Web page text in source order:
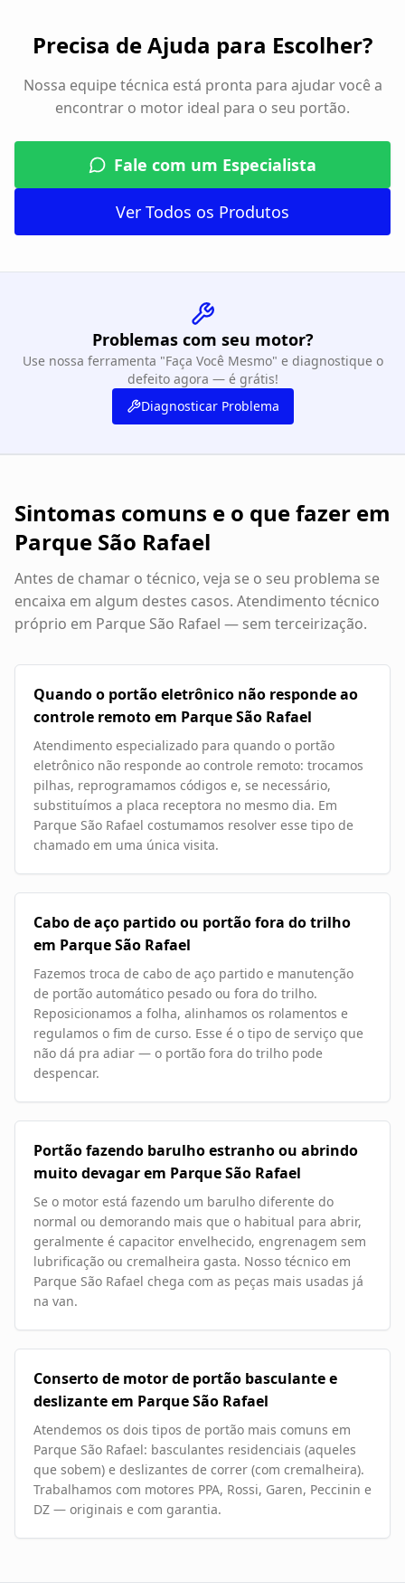
Precisa de Ajuda para Escolher?
Nossa equipe técnica está pronta para ajudar você a
encontrar o motor ideal para o seu portão.
Fale com um Especialista
Ver Todos os Produtos
Problemas com seu motor?
Use nossa ferramenta "Faça Você Mesmo" e diagnostique o
defeito agora — é grátis!
Diagnosticar Problema
Sintomas comuns e o que fazer em
Parque São Rafael
Antes de chamar o técnico, veja se o seu problema se
encaixa em algum destes casos. Atendimento técnico
próprio em Parque São Rafael — sem terceirização.
Quando o portão eletrônico não responde ao
controle remoto em Parque São Rafael
Atendimento especializado para quando o portão
eletrônico não responde ao controle remoto: trocamos
pilhas, reprogramamos códigos e, se necessário,
substituímos a placa receptora no mesmo dia. Em
Parque São Rafael costumamos resolver esse tipo de
chamado em uma única visita.
Cabo de aço partido ou portão fora do trilho
em Parque São Rafael
Fazemos troca de cabo de aço partido e manutenção
de portão automático pesado ou fora do trilho.
Reposicionamos a folha, alinhamos os rolamentos e
regulamos o fim de curso. Esse é o tipo de serviço que
não dá pra adiar — o portão fora do trilho pode
despencar.
Portão fazendo barulho estranho ou abrindo
muito devagar em Parque São Rafael
Se o motor está fazendo um barulho diferente do
normal ou demorando mais que o habitual para abrir,
geralmente é capacitor envelhecido, engrenagem sem
lubrificação ou cremalheira gasta. Nosso técnico em
Parque São Rafael chega com as peças mais usadas já
na van.
Conserto de motor de portão basculante e
deslizante em Parque São Rafael
Atendemos os dois tipos de portão mais comuns em
Parque São Rafael: basculantes residenciais (aqueles
que sobem) e deslizantes de correr (com cremalheira).
Trabalhamos com motores PPA, Rossi, Garen, Peccinin e
DZ — originais e com garantia.